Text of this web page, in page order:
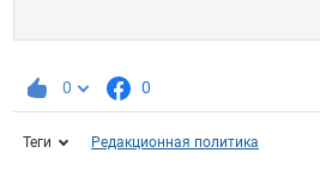
0 0
Теги Редакционная политика